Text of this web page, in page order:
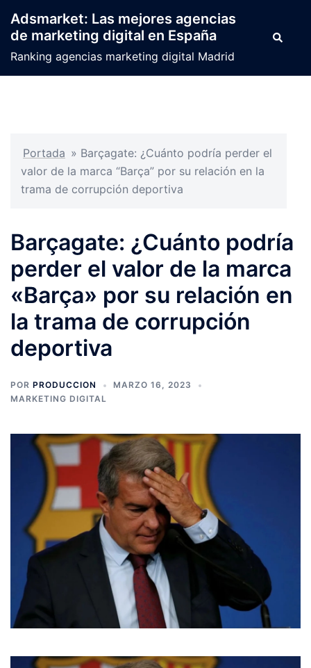
contenido
Adsmarket: Las mejores agencias
de marketing digital en España
Ranking agencias marketing digital Madrid
Buscar
Portada » Barçagate: ¿Cuánto podría perder el
valor de la marca “Barça” por su relación en la
trama de corrupción deportiva
Barçagate: ¿Cuánto podría
perder el valor de la marca
«Barça» por su relación en
la trama de corrupción
deportiva
POR PRODUCCION
MARZO 16, 2023
MARKETING DIGITAL